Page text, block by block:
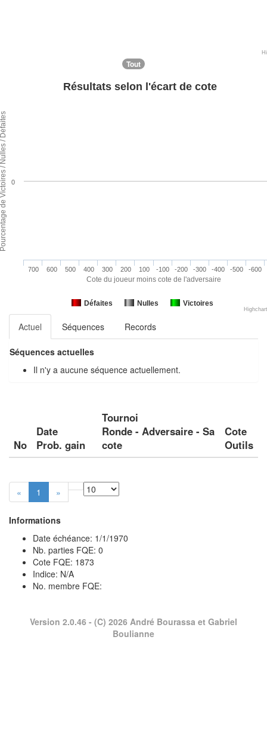
Tout
Cote du joueur moins cote de l'adversaire
/ Nulles / Défaites
Résultats selon l'écart de cote
Défaites Nulles Victoires
700 600 500 400 300 200 100 -100 -200 -300 -400 -500 -600
0
Actuel Séquences Records
Séquences actuelles
Il n'y a aucune séquence actuellement.
No
Date
Prob. gain
Tournoi
Ronde - Adversaire - Sa
cote
Cote
Outils
« 1 »
Informations
Date échéance: 1/1/1970
Nb. parties FQE: 0
Cote FQE: 1873
Indice: N/A
No. membre FQE:
Version 2.0.46 - (C) 2026 André Bourassa et Gabriel
Boulianne